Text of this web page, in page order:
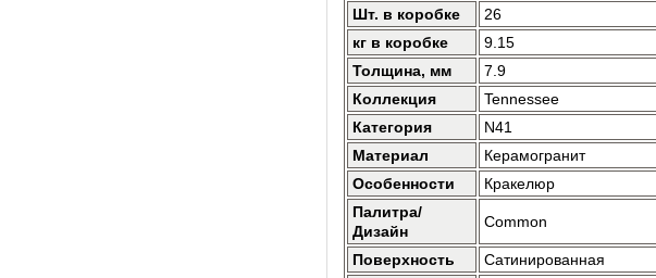
Шт. в коробке
26
кг в коробке
9.15
Толщина, мм
7.9
Коллекция
Tennessee
Категория
N41
Материал
Керамогранит
Особенности
Кракелюр
Палитра/
Дизайн
Common
Поверхность
Сатинированная